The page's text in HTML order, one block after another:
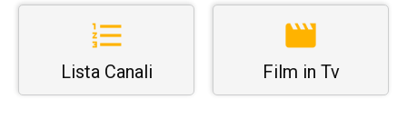
Lista Canali Film in Tv